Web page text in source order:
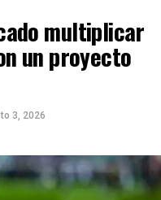
multiplicar
un proyecto
3, 2026